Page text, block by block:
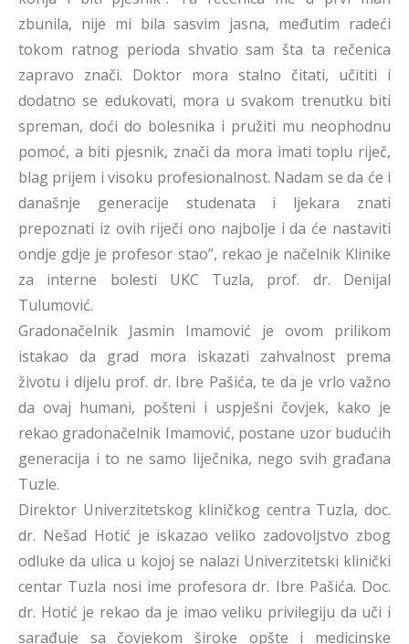
zbunila, nije mi bila sasvim jasna, međutim radeći
tokom ratnog perioda shvatio sam šta ta rečenica
zapravo znači. Doktor mora stalno čitati, učititi i
dodatno se edukovati, mora u svakom trenutku biti
spreman, doći do bolesnika i pružiti mu neophodnu
pomoć, a biti pjesnik, znači da mora imati toplu riječ,
blag prijem i visoku profesionalnost. Nadam se da će i
današnje generacije studenata i ljekara znati
prepoznati iz ovih riječi ono najbolje i da će nastaviti
ondje gdje je profesor stao”, rekao je načelnik Klinike
za interne bolesti UKC Tuzla, prof. dr. Denijal
Tulumović.
Gradonačelnik Jasmin Imamović je ovom prilikom
istakao da grad mora iskazati zahvalnost prema
životu i dijelu prof. dr. Ibre Pašića, te da je vrlo važno
da ovaj humani, pošteni i uspješni čovjek, kako je
rekao gradonačelnik Imamović, postane uzor budućih
generacija i to ne samo liječnika, nego svih građana
Tuzle.
Direktor Univerzitetskog kliničkog centra Tuzla, doc.
dr. Nešad Hotić je iskazao veliko zadovoljstvo zbog
odluke da ulica u kojoj se nalazi Univerzitetski klinički
centar Tuzla nosi ime profesora dr. Ibre Pašića. Doc.
dr. Hotić je rekao da je imao veliku privilegiju da uči i
sarađuje sa čovjekom široke opšte i medicinske